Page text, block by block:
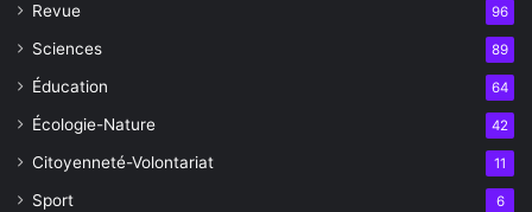
Revue 96
Sciences 89
Éducation 64
Écologie-Nature 42
Citoyenneté-Volontariat 11
Sport 6